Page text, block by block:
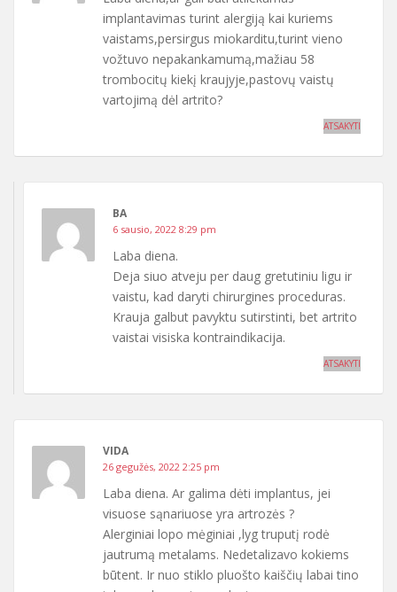
implantavimas turint alergiją kai kuriems
vaistams,persirgus miokarditu,turint vieno
vožtuvo nepakankamumą,mažiau 58
trombocitų kiekį kraujyje,pastovų vaistų
vartojimą dėl artrito?
ATSAKYTI
BA
6 sausio, 2022 8:29 pm
Laba diena.
Deja siuo atveju per daug gretutiniu ligu ir
vaistu, kad daryti chirurgines proceduras.
Krauja galbut pavyktu sutirstinti, bet artrito
vaistai visiska kontraindikacija.
ATSAKYTI
VIDA
26 gegužės, 2022 2:25 pm
Laba diena. Ar galima dėti implantus, jei
visuose sąnariuose yra artrozės ?
Alerginiai lopo mėginiai ,lyg truputį rodė
jautrumą metalams. Nedetalizavo kokiems
būtent. Ir nuo stiklo pluošto kaiščių labai tino